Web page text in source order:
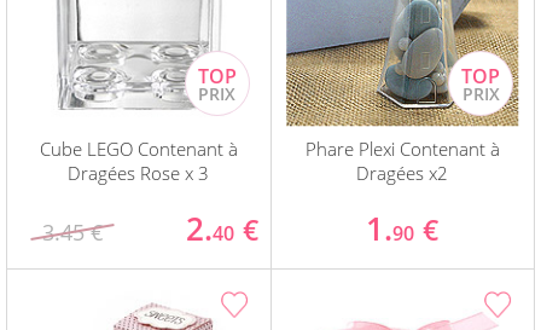
Cube LEGO Contenant à
Dragées Rose x 3
3.45 € 2.40 €
Phare Plexi Contenant à
Dragées x2
1.90 €